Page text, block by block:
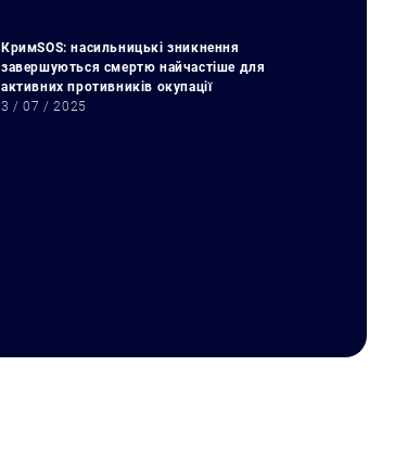
КримSOS: насильницькі зникнення
завершуються смертю найчастіше для
активних противників окупації
3 / 07 / 2025